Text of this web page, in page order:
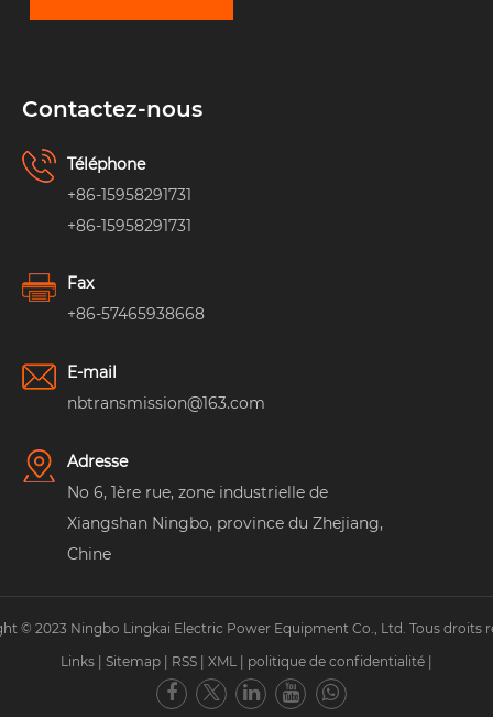
Contactez-nous
Téléphone
+86-15958291731
+86-15958291731
Fax
+86-57465938668
E-mail
nbtransmission@163.com
Adresse
No 6, 1ère rue, zone industrielle de
Xiangshan Ningbo, province du Zhejiang,
Chine
© 2023 Ningbo Lingkai Electric Power Equipment Co., Ltd. Tous droits
Links
Sitemap RSS XML politique de confidentialité